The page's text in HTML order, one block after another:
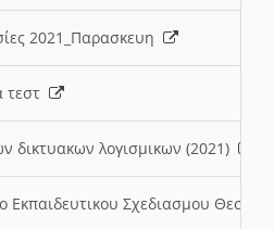
2021_Παρασκευη
τεστ
δικτυακων λογισμικων (2021)
Εκπαιδευτικου Σχεδιασμου